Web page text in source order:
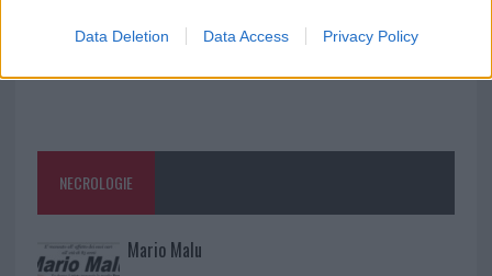
Data Deletion Data Access Privacy Policy
NECROLOGIE
Mario Malu